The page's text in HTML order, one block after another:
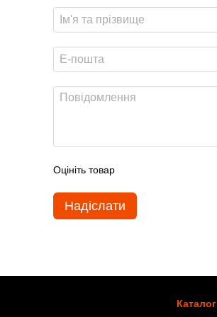
Оцініть товар
Надіслати
Каталог